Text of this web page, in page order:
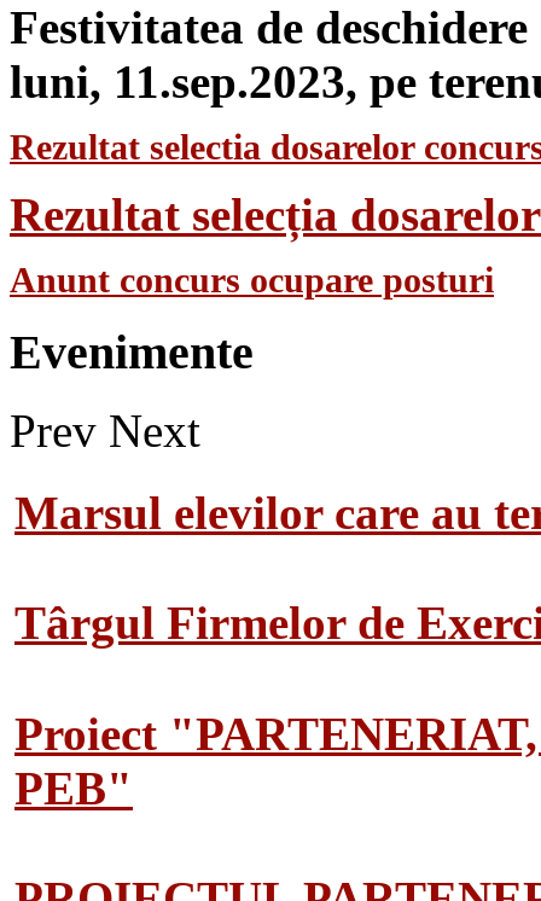
Festivitatea de
luni, 11.sep.2023, pe
Rezultat selectia dosarelor
Rezultat selecția
Anunt concurs ocupare posturi
Evenimente
Prev Next
Marsul elevilor care au
Târgul Firmelor de
Proiect
PEB"